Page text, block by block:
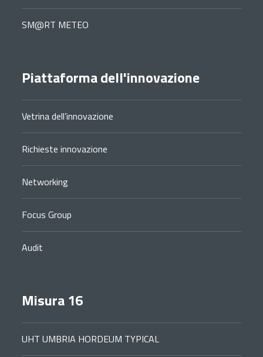
SM@RT METEO
Piattaforma dell'innovazione
Vetrina dell’innovazione
Richieste innovazione
Networking
Focus Group
Audit
Misura 16
UHT UMBRIA HORDEUM TYPICAL